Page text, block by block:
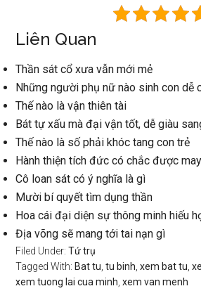
Liên Quan
Thần sát cổ xưa vẫn mới mẻ
Những người phụ nữ nào sinh con dễ
Thế nào là vận thiên tài
Bát tự xấu mà đại vận tốt, dễ giàu
Thế nào là số phải khóc tang con trẻ
Hành thiện tích đức có chắc được
Cô loan sát có ý nghĩa là gì
Mười bí quyết tìm dụng thần
Hoa cái đại diện sự thông minh hiếu
Địa võng sẽ mang tới tai nạn gì
Filed Under:Tứ trụ
Tagged With: Bat tu ,tu binh ,xem bat tu ,
xem tuong lai cua minh ,xem van menh